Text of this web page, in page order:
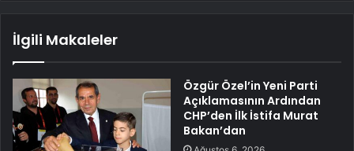
İlgili Makaleler
Özgür Özel’in Yeni Parti
Açıklamasının Ardından
CHP’den İlk İstifa Murat
Bakan’dan